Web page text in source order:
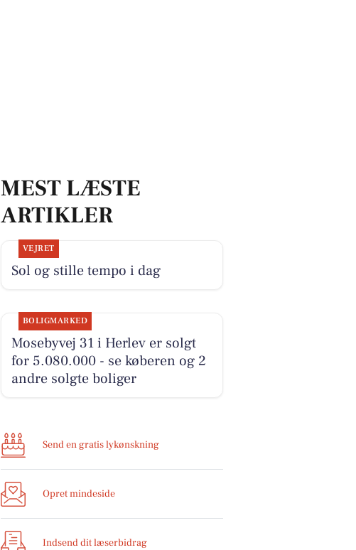
MEST LÆSTE
ARTIKLER
VEJRET
Sol og stille tempo i dag
BOLIGMARKED
Mosebyvej 31 i Herlev er solgt
for 5.080.000 - se køberen og 2
andre solgte boliger
Send en gratis lykønskning
Opret mindeside
Indsend dit læserbidrag